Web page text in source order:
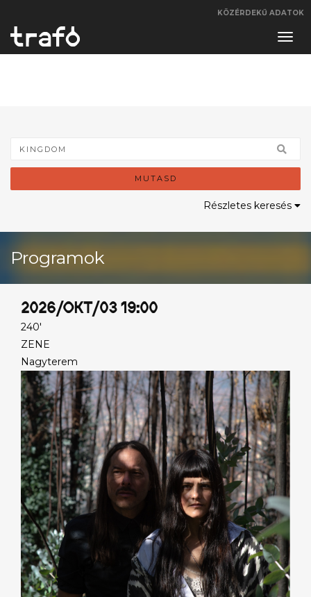
KÖZÉRDEKŰ ADATOK
MUTASD
Részletes keresés
Programok
2026/OKT/03 19:00
240'
ZENE
Nagyterem